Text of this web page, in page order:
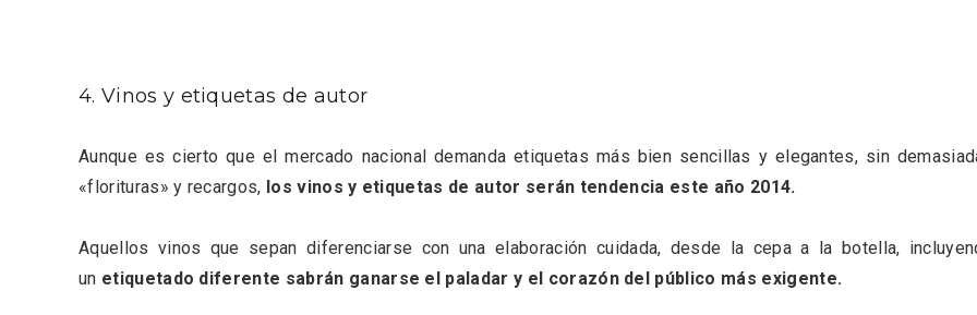
4. Vinos y etiquetas de autor
Aunque es cierto que el mercado nacional demanda etiquetas más bien sencillas y elegantes, sin
«florituras» y recargos, los vinos y etiquetas de autor serán tendencia este año 2014.
Aquellos vinos que sepan diferenciarse con una elaboración cuidada, desde la cepa a la botella,
un etiquetado diferente sabrán ganarse el paladar y el corazón del público más exigente.
del Duero 2026
Miguel del Pino 2026
gastronomía de la
Negra de Soria